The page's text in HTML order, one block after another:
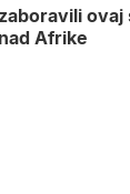
ovaj
Afrike